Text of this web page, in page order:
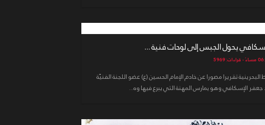
يحول الجبس إلى لوحات فنية ...
تقريرا مصورا عن خادم الإمام الحسين (ع) عضو اللجنة الفنيّة
الإسكافي وهو يمارس المهنة التي يبرع فيها وه...